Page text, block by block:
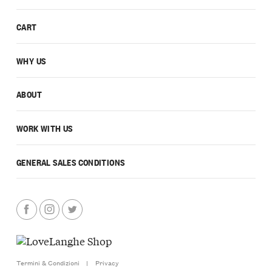
CART
WHY US
ABOUT
WORK WITH US
GENERAL SALES CONDITIONS
Termini & Condizioni | Privacy